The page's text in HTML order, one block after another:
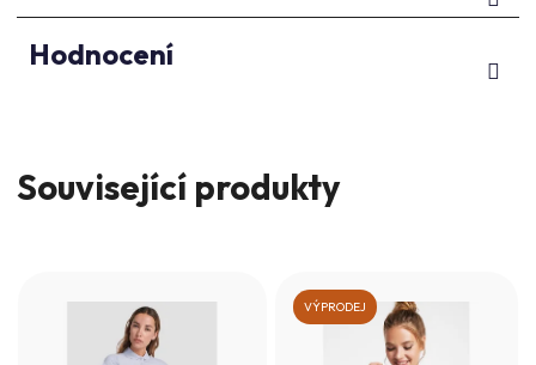
Hodnocení
Související produkty
VÝPRODEJ